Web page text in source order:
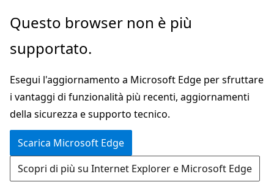
Ignora
passa
contenuto
principale
Questo browser non è più
supportato.
Esegui l'aggiornamento a Microsoft Edge per sfruttare
i vantaggi di funzionalità più recenti, aggiornamenti
della sicurezza e supporto tecnico.
Scarica Microsoft Edge
Scopri di più su Internet Explorer e Microsoft Edge